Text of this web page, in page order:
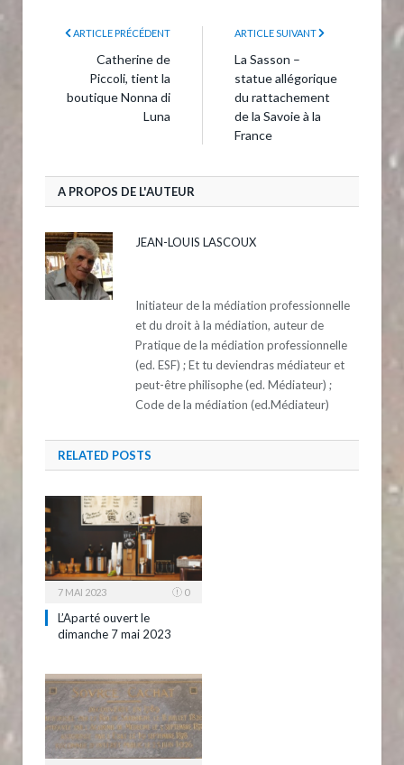
ARTICLE PRÉCÉDENT
Catherine de
Piccoli, tient la
boutique Nonna di
Luna
ARTICLE SUIVANT
La Sasson –
statue allégorique
du rattachement
de la Savoie à la
France
A PROPOS DE L'AUTEUR
JEAN-LOUIS LASCOUX
Initiateur de la médiation professionnelle
et du droit à la médiation, auteur de
Pratique de la médiation professionnelle
(ed. ESF) ; Et tu deviendras médiateur et
peut-être philisophe (ed. Médiateur) ;
Code de la médiation (ed.Médiateur)
RELATED POSTS
7 MAI 2023 0
L’Aparté ouvert le
dimanche 7 mai 2023